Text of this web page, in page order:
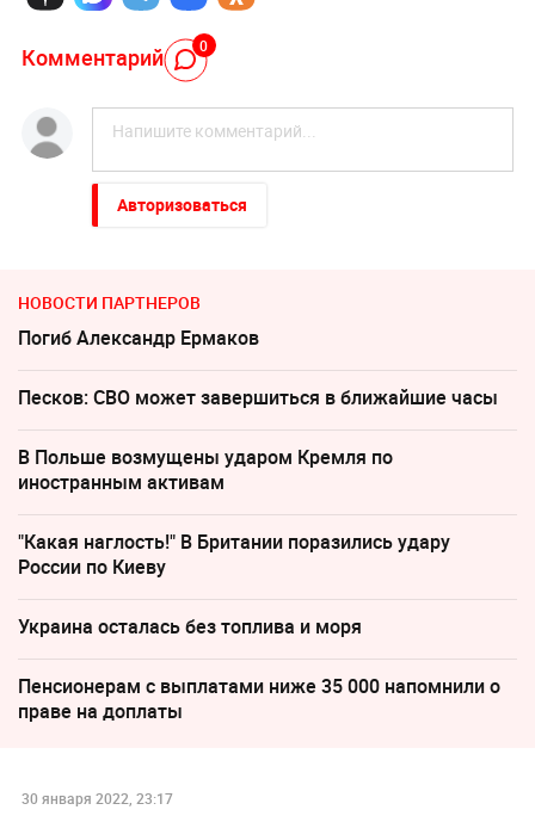
Комментарий 0
Авторизоваться
НОВОСТИ ПАРТНЕРОВ
Погиб Александр Ермаков
Песков: СВО может завершиться в ближайшие часы
В Польше возмущены ударом Кремля по
иностранным активам
"Какая наглость!" В Британии поразились удару
России по Киеву
Украина осталась без топлива и моря
Пенсионерам с выплатами ниже 35 000 напомнили о
праве на доплаты
30 января 2022, 23:17